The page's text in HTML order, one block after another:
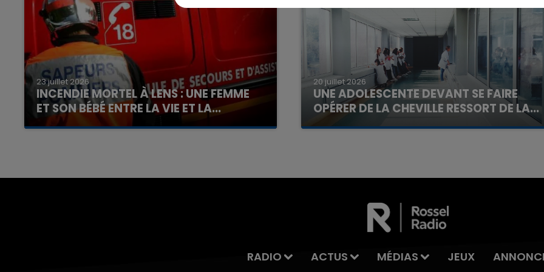
23 juillet 2026
INCENDIE MORTEL À LENS : UNE FEMME
ET SON BÉBÉ ENTRE LA VIE ET LA...
Un homme s'est immolé par le feu après avoir
20 juillet 2026
UNE ADOLESCENTE DEVANT SE FAIRE
OPÉRER DE LA CHEVILLE RESSORT DE LA...
La famille a porté plainte contre la clinique qui a
7h00 - 12h00
La Team du Week-end
16h00 - 20h00
La Team du Week-end
RADIO ACTUS MÉDIAS JEUX